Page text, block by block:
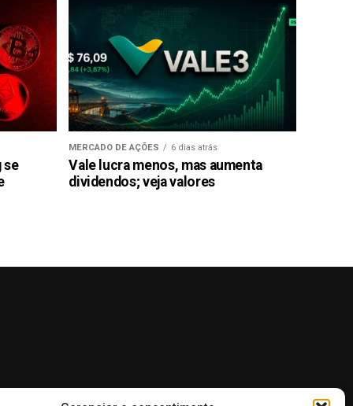
se
MERCADO DE AÇÕES 6 dias atrás
Vale lucra menos, mas aumenta
dividendos; veja valores